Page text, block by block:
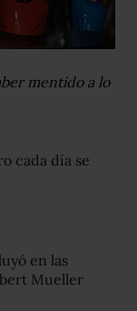
mentido a lo
cada día se
en las
Mueller